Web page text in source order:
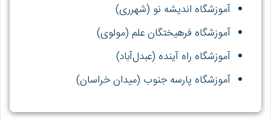
آموزشگاه اندیشه نو (شهرری)
آموزشگاه فرهیختگان علم (مولوی)
آموزشگاه راه آینده (عبدل‌آباد)
آموزشگاه پارسه جنوب (میدان خراسان)